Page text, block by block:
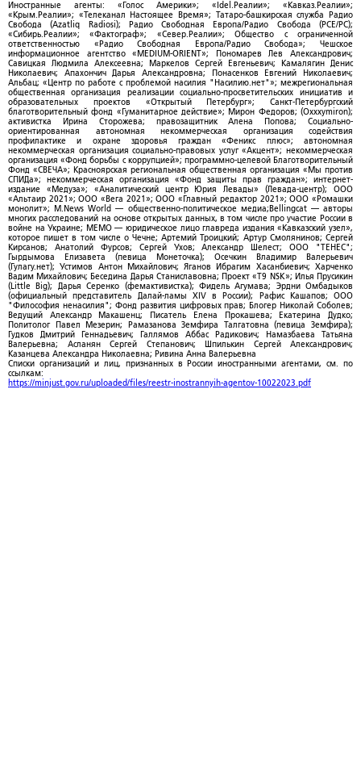
Иностранные агенты: «Голос Америки»; «Idel.Реалии»; «Кавказ.Реалии»;
«Крым.Реалии»; «Телеканал Настоящее Время»; Татаро-башкирская служба Радио
Свобода (Azatliq Radiosi); Радио Свободная Европа/Радио Свобода (PCE/PC);
«Сибирь.Реалии»; «Фактограф»; «Север.Реалии»; Общество с ограниченной
ответственностью «Радио Свободная Европа/Радио Свобода»; Чешское
информационное агентство «MEDIUM-ORIENT»; Пономарев Лев Александрович;
Савицкая Людмила Алексеевна; Маркелов Сергей Евгеньевич; Камалягин Денис
Николаевич; Апахончич Дарья Александровна; Понасенков Евгений Николаевич;
Альбац; «Центр по работе с проблемой насилия "Насилию.нет"»; межрегиональная
общественная организация реализации социально-просветительских инициатив и
образовательных проектов «Открытый Петербург»; Санкт-Петербургский
благотворительный фонд «Гуманитарное действие»; Мирон Федоров; (Oxxxymiron);
активистка Ирина Сторожева; правозащитник Алена Попова; Социально-
ориентированная автономная некоммерческая организация содействия
профилактике и охране здоровья граждан «Феникс плюс»; автономная
некоммерческая организация социально-правовых услуг «Акцент»; некоммерческая
организация «Фонд борьбы с коррупцией»; программно-целевой Благотворительный
Фонд «СВЕЧА»; Красноярская региональная общественная организация «Мы против
СПИДа»; некоммерческая организация «Фонд защиты прав граждан»; интернет-
издание «Медуза»; «Аналитический центр Юрия Левады» (Левада-центр); ООО
«Альтаир 2021»; ООО «Вега 2021»; ООО «Главный редактор 2021»; ООО «Ромашки
монолит»; M.News World — общественно-политическое медиа;Bellingcat — авторы
многих расследований на основе открытых данных, в том числе про участие России в
войне на Украине; МЕМО — юридическое лицо главреда издания «Кавказский узел»,
которое пишет в том числе о Чечне; Артемий Троицкий; Артур Смолянинов; Сергей
Кирсанов; Анатолий Фурсов; Сергей Ухов; Александр Шелест; ООО "ТЕНЕС";
Гырдымова Елизавета (певица Монеточка); Осечкин Владимир Валерьевич
(Гулагу.нет); Устимов Антон Михайлович; Яганов Ибрагим Хасанбиевич; Харченко
Вадим Михайлович; Беседина Дарья Станиславовна; Проект «T9 NSK»; Илья Прусикин
(Little Big); Дарья Серенко (фемактивистка); Фидель Агумава; Эрдни Омбадыков
(официальный представитель Далай-ламы XIV в России); Рафис Кашапов; ООО
"Философия ненасилия"; Фонд развития цифровых прав; Блогер Николай Соболев;
Ведущий Александр Макашенц; Писатель Елена Прокашева; Екатерина Дудко;
Политолог Павел Мезерин; Рамазанова Земфира Талгатовна (певица Земфира);
Гудков Дмитрий Геннадьевич; Галлямов Аббас Радикович; Намазбаева Татьяна
Валерьевна; Асланян Сергей Степанович; Шпилькин Сергей Александрович;
Казанцева Александра Николаевна; Ривина Анна Валерьевна
Списки организаций и лиц, признанных в России иностранными агентами, см. по
ссылкам:
https://minjust.gov.ru/uploaded/files/reestr-inostrannyih-agentov-10022023.pdf